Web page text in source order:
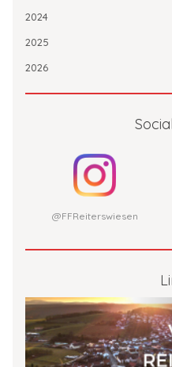
2024
2025
2026
@FFReiterswiesen